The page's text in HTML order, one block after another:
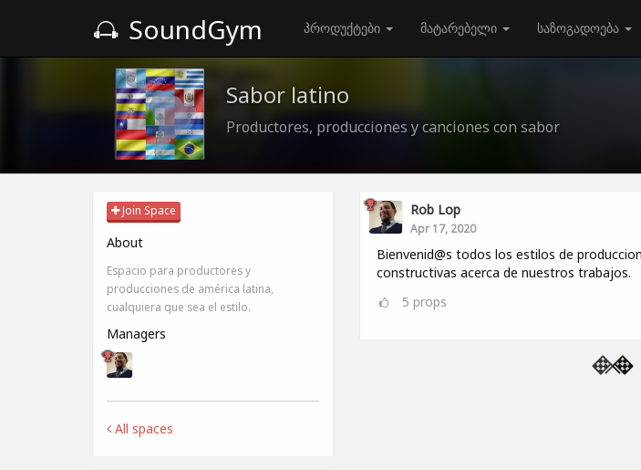
SoundGym პროდუქტები მატარებელი საზოგადოება
Sabor latino
Productores, producciones y canciones con sabor
Join Space
About
Espacio para productores y
producciones de américa latina,
cualquiera que sea el estilo.
Managers
All spaces
Rob Lop
Apr 17, 2020
Bienvenid@s todos los estilos de
constructivas acerca de nuestros trabajos.
5 props